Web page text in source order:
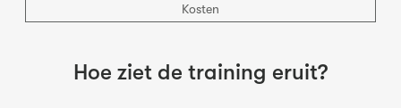
Kosten
Hoe ziet de training eruit?